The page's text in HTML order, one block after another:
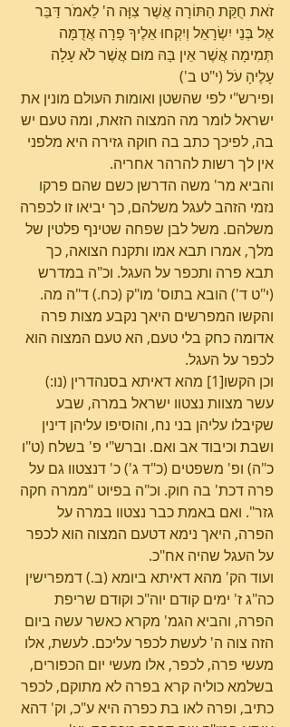
זֹאת חֻקַּת הַתּוֹרָה אֲשֶׁר צִוָּה ה' לֵאמֹר דַּבֵּר
אֶל בְּנֵי יִשְׂרָאֵל וְיִקְחוּ אֵלֶיךָ פָרָה אֲדֻמָּה
תְּמִימָה אֲשֶׁר אֵין בָּהּ מוּם אֲשֶׁר לֹא עָלָה
עָלֶיהָ עֹל (י"ט ב')
ופירש"י לפי שהשטן ואומות העולם מונין את
ישראל לומר מה המצוה הזאת, ומה טעם יש
בה, לפיכך כתב בה חוקה גזירה היא מלפני
אין לך רשות להרהר אחריה.
והביא מר' משה הדרשן כשם שהם פרקו
נזמי הזהב לעגל משלהם, כך יביאו זו לכפרה
משלהם. משל לבן שפחה שטינף פלטין של
מלך, אמרו תבא אמו ותקנח הצואה, כך
תבא פרה ותכפר על העגל. וכ"ה במדרש
(י"ט ד') הובא בתוס' מו"ק (כח.) ד"ה מה.
והקשו המפרשים היאך נקבע מצות פרה
אדומה כחק בלי טעם, הא טעם המצוה הוא
לכפר על העגל.
וכן הקשו[1] מהא דאיתא בסנהדרין (נו:)
עשר מצוות נצטוו ישראל במרה, שבע
שקיבלו עליהן בני נח, והוסיפו עליהן דינין
ושבת וכיבוד אב ואם. וברש"י פ' בשלח (ט"ו
כ"ה) ופ' משפטים (כ"ד ג') כ' דנצטוו גם על
פרה דכת' בה חוק. וכ"ה בפיוט "ממרה חקה
גזר". ואם באמת כבר נצטוו במרה על
הפרה, היאך נימא דטעם המצוה הוא לכפר
על העגל שהיה אח"כ.
ועוד הק' מהא דאיתא ביומא (ב.) דמפרישין
כה"ג ז' ימים קודם יוה"כ וקודם שריפת
הפרה, והביא הגמ' מקרא כאשר עשה ביום
הזה צוה ה' לעשת לכפר עליכם. לעשת, אלו
מעשי פרה, לכפר, אלו מעשי יום הכפורים,
בשלמא כוליה קרא בפרה לא מתוקם, לכפר
כתיב, ופרה לאו בת כפרה היא ע"כ, וק' דהא